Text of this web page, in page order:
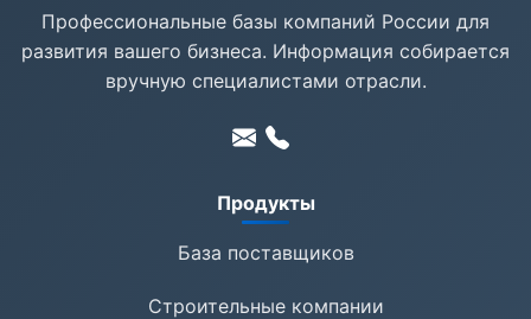
Профессиональные базы компаний России для
развития вашего бизнеса. Информация собирается
вручную специалистами отрасли.
Продукты
База поставщиков
Строительные компании